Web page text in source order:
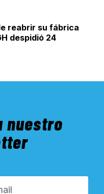
reabrir su fábrica
despidió 24
nuestro